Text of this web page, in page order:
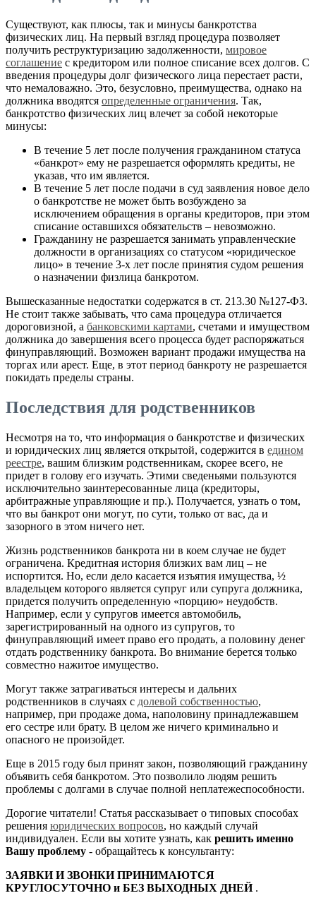
Существуют, как плюсы, так и минусы банкротства
физических лиц. На первый взгляд процедура позволяет
получить реструктуризацию задолженности, мировое
соглашение с кредитором или полное списание всех долгов. С
введения процедуры долг физического лица перестает расти,
что немаловажно. Это, безусловно, преимущества, однако на
должника вводятся определенные ограничения. Так,
банкротство физических лиц влечет за собой некоторые
минусы:
В течение 5 лет после получения гражданином статуса
«банкрот» ему не разрешается оформлять кредиты, не
указав, что им является.
В течение 5 лет после подачи в суд заявления новое дело
о банкротстве не может быть возбуждено за
исключением обращения в органы кредиторов, при этом
списание оставшихся обязательств – невозможно.
Гражданину не разрешается занимать управленческие
должности в организациях со статусом «юридическое
лицо» в течение 3-х лет после принятия судом решения
о назначении физлица банкротом.
Вышесказанные недостатки содержатся в ст. 213.30 №127-ФЗ.
Не стоит также забывать, что сама процедура отличается
дороговизной, а банковскими картами, счетами и имуществом
должника до завершения всего процесса будет распоряжаться
финуправляющий. Возможен вариант продажи имущества на
торгах или арест. Еще, в этот период банкроту не разрешается
покидать пределы страны.
Последствия для родственников
Несмотря на то, что информация о банкротстве и физических
и юридических лиц является открытой, содержится в едином
реестре, вашим близким родственникам, скорее всего, не
придет в голову его изучать. Этими сведеньями пользуются
исключительно заинтересованные лица (кредиторы,
арбитражные управляющие и пр.). Получается, узнать о том,
что вы банкрот они могут, по сути, только от вас, да и
зазорного в этом ничего нет.
Жизнь родственников банкрота ни в коем случае не будет
ограничена. Кредитная история близких вам лиц – не
испортится. Но, если дело касается изъятия имущества, ½
владельцем которого является супруг или супруга должника,
придется получить определенную «порцию» неудобств.
Например, если у супругов имеется автомобиль,
зарегистрированный на одного из супругов, то
финуправляющий имеет право его продать, а половину денег
отдать родственнику банкрота. Во внимание берется только
совместно нажитое имущество.
Могут также затрагиваться интересы и дальних
родственников в случаях с долевой собственностью,
например, при продаже дома, наполовину принадлежавшем
его сестре или брату. В целом же ничего криминально и
опасного не произойдет.
Еще в 2015 году был принят закон, позволяющий гражданину
объявить себя банкротом. Это позволило людям решить
проблемы с долгами в случае полной неплатежеспособности.
Дорогие читатели! Статья рассказывает о типовых способах
решения юридических вопросов, но каждый случай
индивидуален. Если вы хотите узнать, как решить именно
Вашу проблему - обращайтесь к консультанту:
ЗАЯВКИ И ЗВОНКИ ПРИНИМАЮТСЯ
КРУГЛОСУТОЧНО и БЕЗ ВЫХОДНЫХ ДНЕЙ .